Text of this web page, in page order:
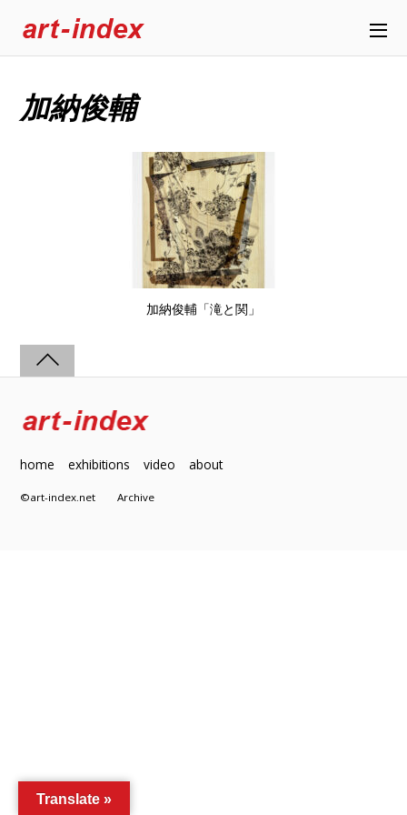
加納俊輔
加納俊輔「滝と関」
home exhibitions video about
©art-index.netArchive
Translate »